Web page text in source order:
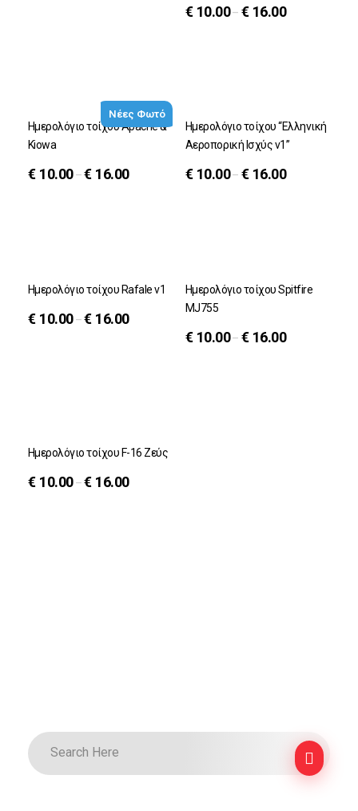
€ 10.00–€ 16.00
Νέες Φωτό
Ημερολόγιο τοίχου Apache &
Kiowa
€ 10.00–€ 16.00
Ημερολόγιο τοίχου “Ελληνική
Αεροπορική Ισχύς v1”
€ 10.00–€ 16.00
Ημερολόγιο τοίχου Rafale v1
€ 10.00–€ 16.00
Ημερολόγιο τοίχου Spitfire
MJ755
€ 10.00–€ 16.00
Ημερολόγιο τοίχου F-16 Ζεύς
€ 10.00–€ 16.00